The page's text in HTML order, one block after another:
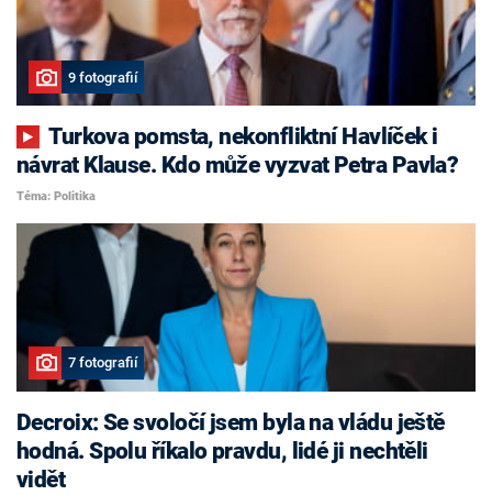
9 fotografií
Turkova pomsta, nekonfliktní Havlíček i
návrat Klause. Kdo může vyzvat Petra Pavla?
Téma: Politika
7 fotografií
Decroix: Se svoločí jsem byla na vládu ještě
hodná. Spolu říkalo pravdu, lidé ji nechtěli
vidět